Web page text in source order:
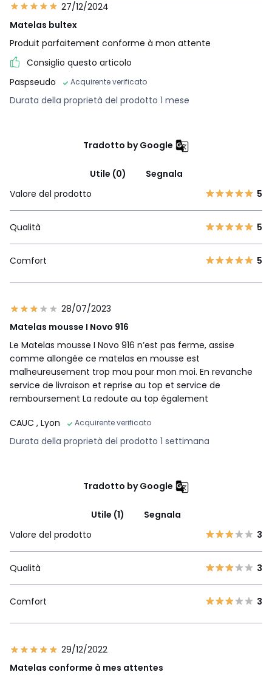
27/12/2024
Matelas bultex
Produit parfaitement conforme à mon attente
Consiglio questo articolo
Paspseudo
Acquirente verificato
Durata della proprietà del prodotto 1 mese
Tradotto by Google
Utile (0)
Segnala
Valore del prodotto
5
Qualità 5
Comfort 5
28/07/2023
Matelas mousse I Novo 916
Le Matelas mousse I Novo 916 n’est pas ferme, assise
comme allongée ce matelas en mousse est
malheureusement trop mou pour mon moi. En revanche
service de livraison et reprise au top et service de
remboursement La redoute au top également
CAUC , Lyon Acquirente verificato
Durata della proprietà del prodotto 1 settimana
Tradotto by Google
Utile (1)
Segnala
Valore del prodotto
3
Qualità 3
Comfort 3
29/12/2022
Matelas conforme à mes attentes